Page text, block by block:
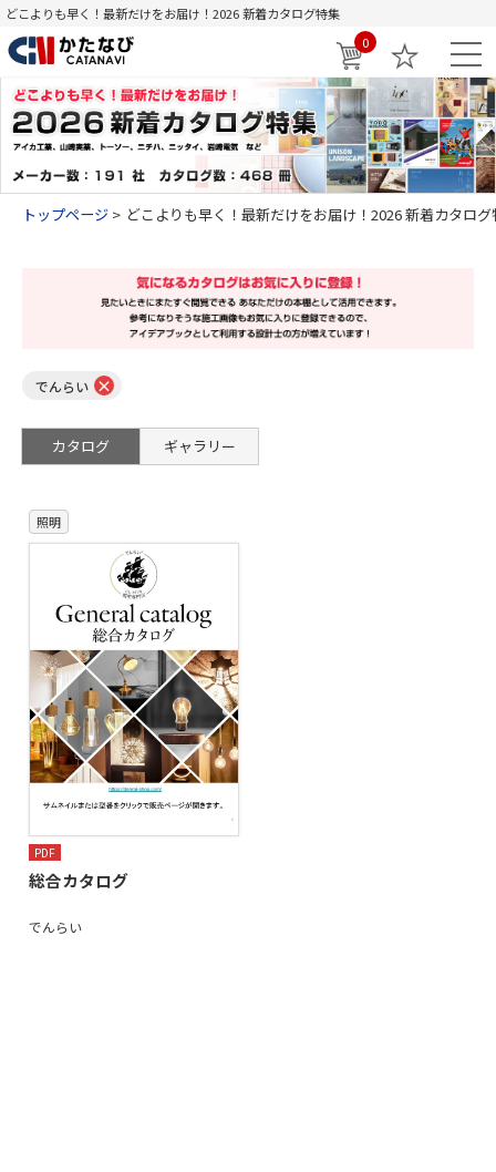
どこよりも早く！最新だけをお届け！2026 新着カタログ特集
0
トップページ どこよりも早く！最新だけをお届け！2026 新着カタログ
でんらい ×
カタログ ギャラリー
照明
PDF
総合カタログ
でんらい